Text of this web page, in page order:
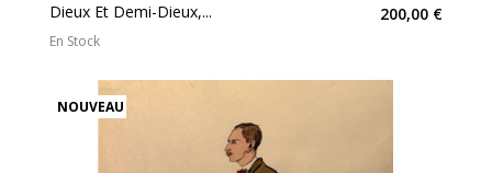
Dieux Et Demi-Dieux,... 200,00 €
En Stock
NOUVEAU